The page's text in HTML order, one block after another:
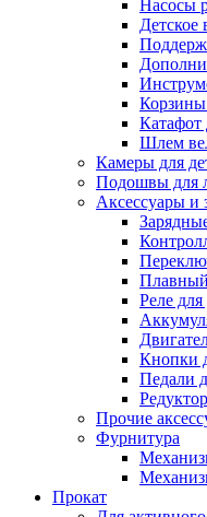
Насосы
Детское
Корзины
Катафот
Шлем
Камеры для
Подошвы для
Аксессуары и
Плавный
Реле
Кнопки
Педали
Прочие
Фурнитура
Прокат